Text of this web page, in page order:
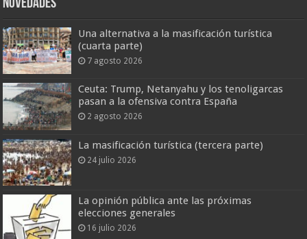
Novedades
Una alternativa a la masificación turística
(cuarta parte)
7 agosto 2026
Ceuta: Trump, Netanyahu y los tenoligarcas
pasan a la ofensiva contra España
2 agosto 2026
La masificación turística (tercera parte)
24 julio 2026
La opinión pública ante las próximas
elecciones generales
16 julio 2026